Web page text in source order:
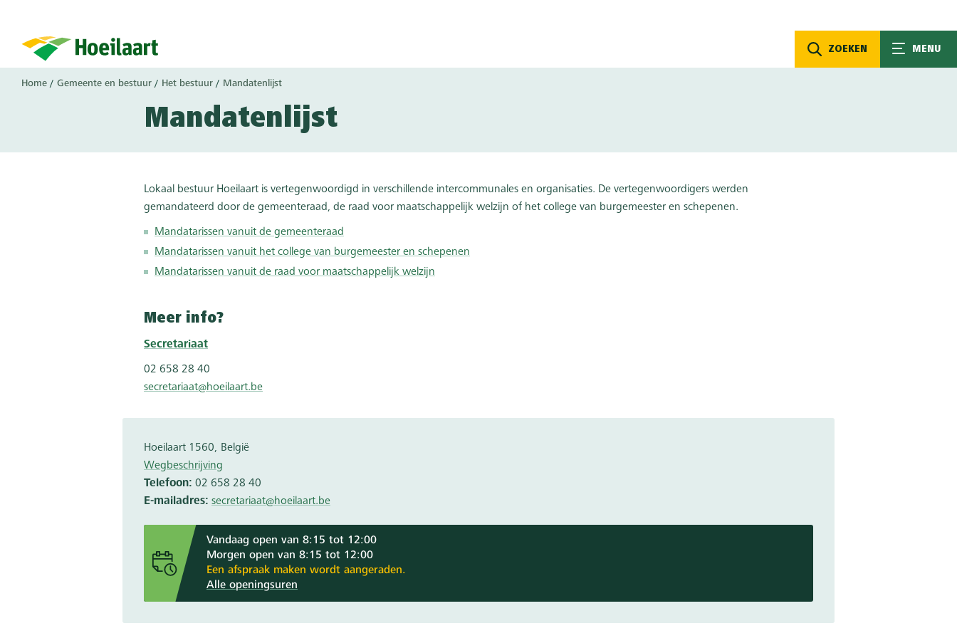
inhoud
ZOEKEN MENU
Kruimelpad
Home Gemeente en bestuur Het bestuur Mandatenlijst
Mandatenlijst
Lokaal bestuur Hoeilaart is vertegenwoordigd in verschillende intercommunales en organisaties. De vertegenwoordigers werden
gemandateerd door de gemeenteraad, de raad voor maatschappelijk welzijn of het college van burgemeester en schepenen.
Mandatarissen vanuit de gemeenteraad
Mandatarissen vanuit het college van burgemeester en schepenen
Mandatarissen vanuit de raad voor maatschappelijk welzijn
Meer info?
Secretariaat
02 658 28 40
secretariaat@hoeilaart.be
Hoeilaart 1560
België
Wegbeschrijving
Telefoon 02 658 28 40
E-mailadres secretariaat@hoeilaart.be
Vandaag open van 8:15 tot 12:00
Morgen open van 8:15 tot 12:00
Een afspraak maken wordt aangeraden.
Alle openingsuren